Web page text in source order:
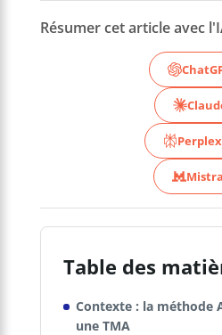
Résumer cet article avec
Table des
Contexte : la méthode
une TMA